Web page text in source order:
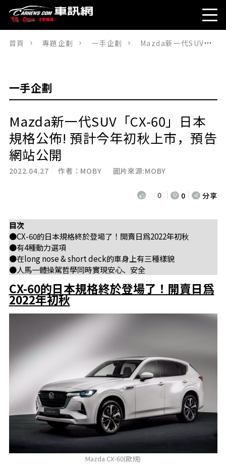
首頁 專題企劃 一手企劃 Mazda新一代SUV「CX-60」日本規格公佈! 預計今年初秋上市，預告網站公開
一手企劃
Mazda新一代SUV「CX-60」日本
規格公佈! 預計今年初秋上市，預告
網站公開
2022.04.27 作者： MOBY 圖片來源:MOBY
0 0 分享
目次
●CX-60的日本規格終於登場了！開賣日爲2022年初秋
●有4種動力選項
●在long nose & short deck的車身上有三種樣貌
●人馬一體操駕哲學同時實現安心、安全
CX-60的日本規格終於登場了！開賣日爲
2022年初秋
Mazda CX-60(歐規)